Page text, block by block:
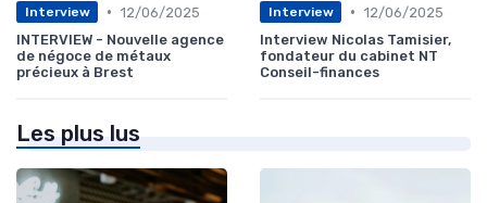
Interview • 12/06/2025
INTERVIEW - Nouvelle agence
de négoce de métaux
précieux à Brest
Interview • 12/06/2025
Interview Nicolas Tamisier,
fondateur du cabinet NT
Conseil-finances
Les plus lus